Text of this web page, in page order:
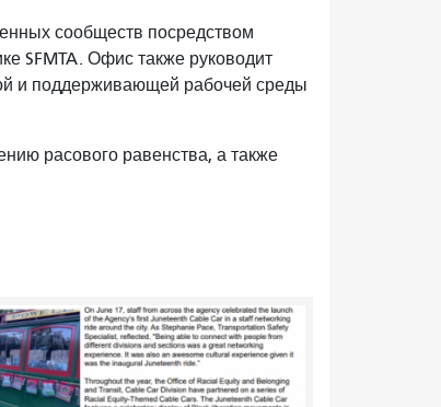
сообществ посредством
SFMTA. Офис также руководит
и поддерживающей рабочей среды
расового равенства, а также